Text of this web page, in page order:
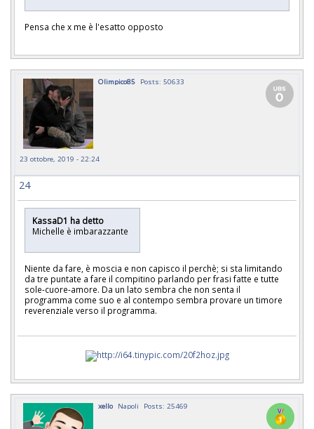
Pensa che x me è l'esatto opposto
Olimpico85 Posts: 50633
23 ottobre, 2019 - 22:24
24
KassaD1 ha detto
Michelle è imbarazzante
Niente da fare, è moscia e non capisco il perchè; si sta limitando
da tre puntate a fare il compitino parlando per frasi fatte e tutte
sole-cuore-amore. Da un lato sembra che non senta il
programma come suo e al contempo sembra provare un timore
reverenziale verso il programma.
xello Napoli Posts: 25469